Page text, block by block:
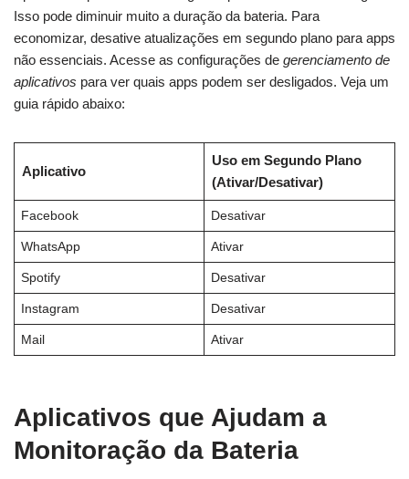
Isso pode diminuir muito a duração da bateria. Para
economizar, desative atualizações em segundo plano para apps
não essenciais. Acesse as configurações de gerenciamento de
aplicativos para ver quais apps podem ser desligados. Veja um
guia rápido abaixo:
Aplicativo
Uso em Segundo Plano
(Ativar/Desativar)
Facebook Desativar
WhatsApp Ativar
Spotify Desativar
Instagram Desativar
Mail Ativar
Aplicativos que Ajudam a
Monitoração da Bateria